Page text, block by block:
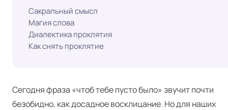
Сакральный смысл
Магия слова
Диалектика проклятия
Как снять проклятие
Сегодня фраза «чтоб тебе пусто было» звучит почти
безобидно, как досадное восклицание. Но для наших